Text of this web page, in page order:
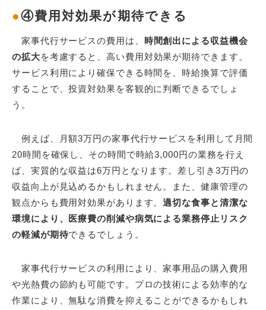
●④費用対効果が期待できる
家事代行サービスの費用は、 時間創出による収益機会
の拡大を考慮すると、高い費用対効果が期待できます。
サービス利用により確保できる時間を、時給換算で評価
することで、投資対効果を客観的に判断できるでしょ
う。
例えば、月額3万円の家事代行サービスを利用して月間
20時間を確保し、その時間で時給3,000円の業務を行え
ば、実質的な収益は6万円となります。差し引き3万円の
収益向上が見込めるかもしれません。また、健康管理の
観点からも費用対効果があります。適切な食事と清潔な
環境により、医療費の削減や病気による業務停止リスク
の軽減が期待できるでしょう。
家事代行サービスの利用により、家事用品の購入費用
や光熱費の節約も可能です。プロの技術による効率的な
作業により、無駄な消費を抑えることができるかもしれ